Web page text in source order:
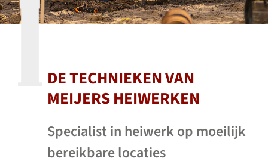
DE TECHNIEKEN VAN
MEIJERS HEIWERKEN
Specialist in heiwerk op moeilijk
bereikbare locaties